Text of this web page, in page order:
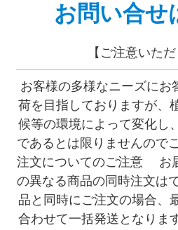
お問い合せ
【ご注意いただ
お客様の多様なニーズにお
荷を目指しておりますが、
候等の環境によって変化し
であるとは限りませんので
注文についてのご注意 お
の異なる商品の同時注文は
品と同時にご注文の場合、
合わせて一括発送となりま